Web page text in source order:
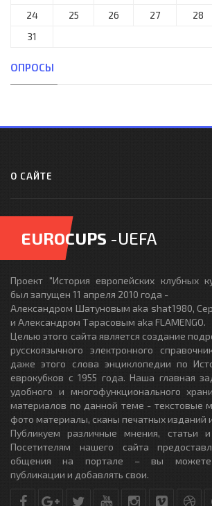
24
25 26 27 28
31
ОПРОСЫ
О САЙТЕ
EUROCUPS -UEFA
Проект "История европейских клубных
был запущен 11 апреля 2010 года -
Александром Шатуновым aka shat1980,
и Александром Тарасовым aka FLAMENGO.
Целью этого сайта является создание
русскоязычного электронного
даже этого слова энциклопедии по
еврокубков с 1955 года. Наша главная
удобного и многофункционального
материалов по данной теме - текстовые
фото материалы, сканы печатных изданий
Публикуем различные мнения, статьи
Посетителям нашего сайта
общения на портале – вы можете
публикации и добавлять свои.